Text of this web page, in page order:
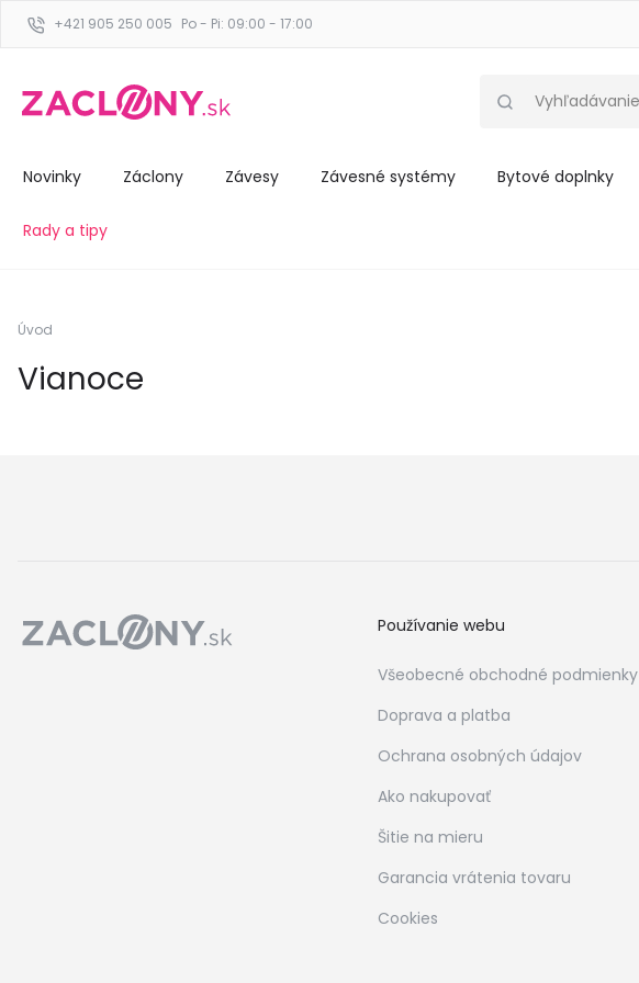
+421 905 250 005 Po - Pi: 09:00 - 17:00
Novinky Záclony Závesy Závesné systémy Bytové doplnky
Rady a tipy
Úvod
Vianoce
Používanie webu
Všeobecné obchodné podmienky
Doprava a platba
Ochrana osobných údajov
Ako nakupovať
Šitie na mieru
Garancia vrátenia tovaru
Cookies